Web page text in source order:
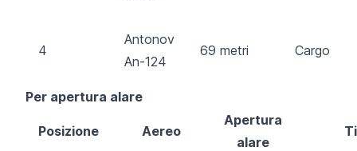
4
Antonov
An-124
69 metri Cargo
Per apertura alare
Posizione Aereo
Apertura
alare